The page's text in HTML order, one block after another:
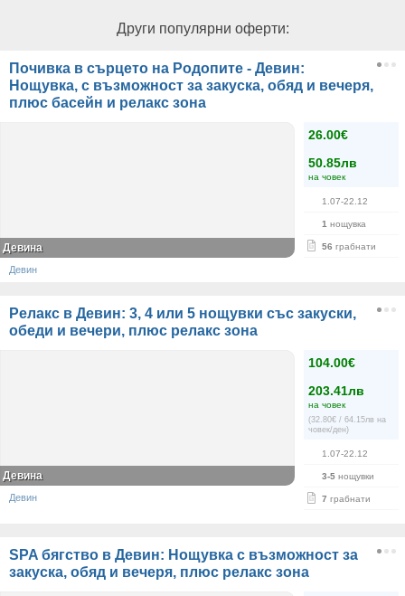
Други популярни оферти:
Почивка в сърцето на Родопите - Девин:
Нощувка, с възможност за закуска, обяд и вечеря,
плюс басейн и релакс зона
26.00€
50.85лв
на човек
1.07-22.12
1 нощувка
56 грабнати
Девина
Девин
Релакс в Девин: 3, 4 или 5 нощувки със закуски,
обеди и вечери, плюс релакс зона
104.00€
203.41лв
на човек
(32.80€ / 64.15лв на
човек/ден)
1.07-22.12
3-5 нощувки
7 грабнати
Девина
Девин
SPA бягство в Девин: Нощувка с възможност за
закуска, обяд и вечеря, плюс релакс зона